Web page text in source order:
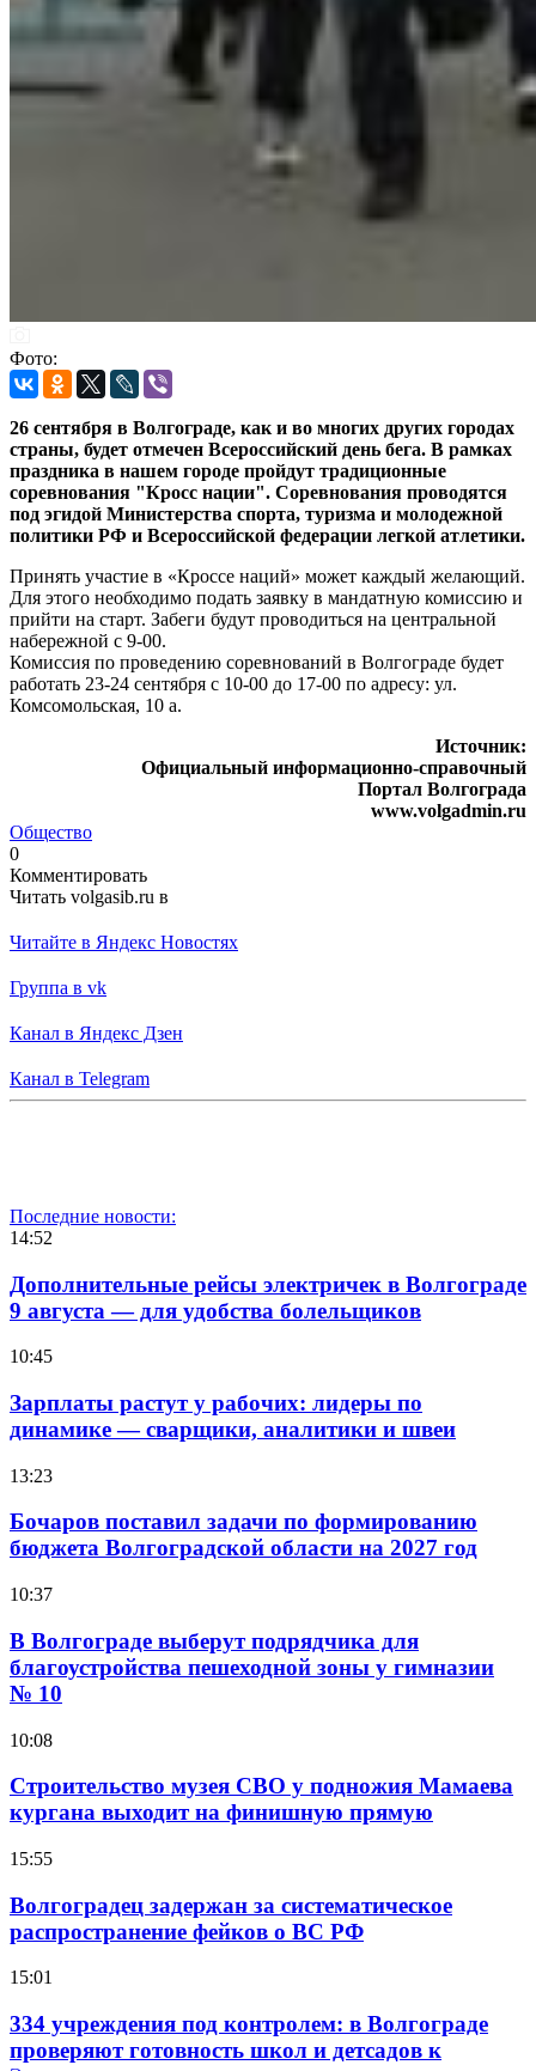
Фото:
26 сентября в Волгограде, как и во многих других городах
страны, будет отмечен Всероссийский день бега. В рамках
праздника в нашем городе пройдут традиционные
соревнования "Кросс нации". Соревнования проводятся
под эгидой Министерства спорта, туризма и молодежной
политики РФ и Всероссийской федерации легкой атлетики.
Принять участие в «Кроссе наций» может каждый желающий.
Для этого необходимо подать заявку в мандатную комиссию и
прийти на старт. Забеги будут проводиться на центральной
набережной с 9-00.
Комиссия по проведению соревнований в Волгограде будет
работать 23-24 сентября с 10-00 до 17-00 по адресу: ул.
Комсомольская, 10 а.
Источник:
Официальный информационно-справочный
Портал Волгограда
www.volgadmin.ru
Общество
0
Комментировать
Читать volgasib.ru в
Читайте в Яндекс Новостях
Группа в vk
Канал в Яндекс Дзен
Канал в Telegram
Последние новости:
14:52
Дополнительные рейсы электричек в Волгограде
9 августа — для удобства болельщиков
10:45
Зарплаты растут у рабочих: лидеры по
динамике — сварщики, аналитики и швеи
13:23
Бочаров поставил задачи по формированию
бюджета Волгоградской области на 2027 год
10:37
В Волгограде выберут подрядчика для
благоустройства пешеходной зоны у гимназии
№ 10
10:08
Строительство музея СВО у подножия Мамаева
кургана выходит на финишную прямую
15:55
Волгоградец задержан за систематическое
распространение фейков о ВС РФ
15:01
334 учреждения под контролем: в Волгограде
проверяют готовность школ и детсадов к